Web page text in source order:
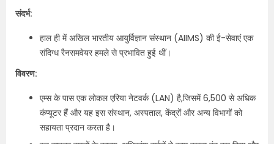
संदर्भ:
हाल ही में अखिल भारतीय आयुर्विज्ञान संस्थान (AIIMS) की ई-सेवाएं एक
संदिग्ध रैनसमवेयर हमले से प्रभावित हुई थीं।
विवरण:
एम्स के पास एक लोकल एरिया नेटवर्क (LAN) है,जिसमें 6,500 से अधिक
कंप्यूटर हैं और यह इस संस्थान, अस्पताल, केंद्रों और अन्य विभागों को
सहायता प्रदान करता है।